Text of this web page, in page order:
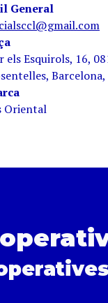
General
els Esquirols, 16,
Barcelona,
Oriental